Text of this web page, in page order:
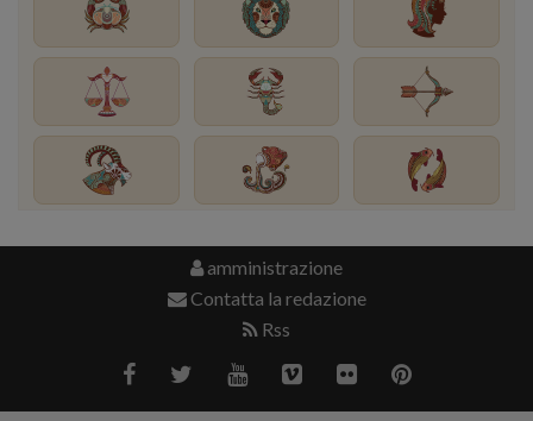
amministrazione
Contatta la redazione
Rss